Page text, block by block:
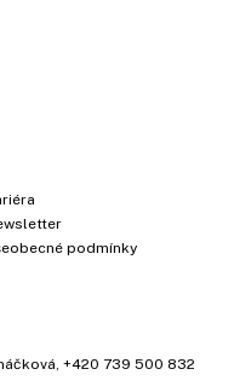
podmínky
+420 739 500 832